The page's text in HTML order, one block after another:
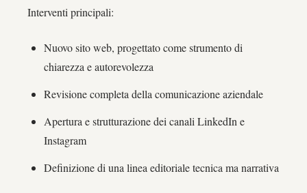
Interventi principali:
Nuovo sito web, progettato come strumento di
chiarezza e autorevolezza
Revisione completa della comunicazione aziendale
Apertura e strutturazione dei canali LinkedIn e
Instagram
Definizione di una linea editoriale tecnica ma narrativa